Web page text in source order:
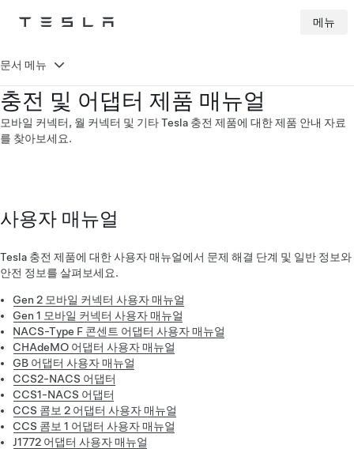
Tesla 메뉴
충전 및 어댑터 제품 매뉴얼
모바일 커넥터, 월 커넥터 및 기타 Tesla 충전 제품에 대한 제품 안내 자료
를 찾아보세요.
사용자 매뉴얼
Tesla 충전 제품에 대한 사용자 매뉴얼에서 문제 해결 단계 및 일반 정보와
안전 정보를 살펴보세요.
Gen 2 모바일 커넥터 사용자 매뉴얼
Gen 1 모바일 커넥터 사용자 매뉴얼
NACS-Type F 콘센트 어댑터 사용자 매뉴얼
CHAdeMO 어댑터 사용자 매뉴얼
GB 어댑터 사용자 매뉴얼
CCS2-NACS 어댑터
CCS1-NACS 어댑터
CCS 콤보 2 어댑터 사용자 매뉴얼
CCS 콤보 1 어댑터 사용자 매뉴얼
J1772 어댑터 사용자 매뉴얼
문서 메뉴